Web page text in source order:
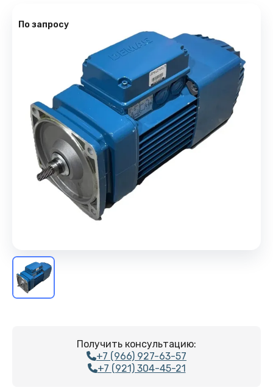
По запросу
Получить консультацию:
+7 (966) 927-63-57
+7 (921) 304-45-21